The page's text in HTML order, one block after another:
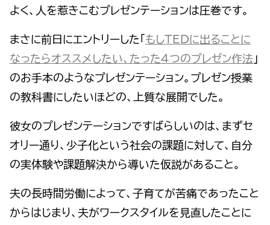
よく、人を惹きこむプレゼンテーションは圧巻です。
まさに前日にエントリーした「 もしTEDに出ることに
なったらオススメしたい、たった４つのプレゼン作法 」
のお手本のようなプレゼンテーション。プレゼン授業
の教科書にしたいほどの、上質な展開でした。
彼女のプレゼンテーションですばらしいのは、まずセ
オリー通り、少子化という社会の課題に対して、自分
の実体験や課題解決から導いた仮説があること。
夫の長時間労働によって、子育てが苦痛であったこと
からはじまり、夫がワークスタイルを見直したことに